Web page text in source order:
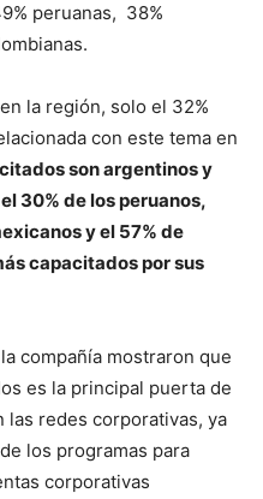
peruanas, 38%
la región, solo el 32%
con este tema en
son argentinos y
30% de los peruanos,
y el 57% de
capacitados por sus
compañía mostraron que
es la principal puerta de
las redes corporativas, ya
los programas para
corporativas